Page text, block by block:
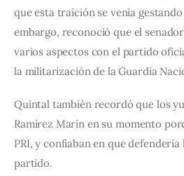
que esta traición se venía gestando
embargo, reconoció que el
varios aspectos con el partido
la militarización de la Guardia
Quintal también recordó que los
Ramírez Marín en su momento
PRI, y confiaban en que
partido.